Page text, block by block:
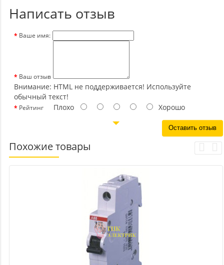
Написать отзыв
Ваше имя:
Ваш отзыв
Внимание: HTML не поддерживается! Используйте
обычный текст!
Рейтинг Плохо Хорошо
Оставить отзыв
Похожие товары